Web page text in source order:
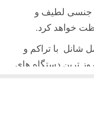
جنسی لطیف و
خواهد کرد.
شانل با تراکم و
ترین دستگاه های
دوخته‌شده